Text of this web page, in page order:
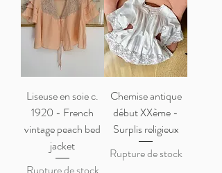
Liseuse en soie c.
1920 - French
vintage peach bed
jacket
Chemise antique
début XXème -
Surplis religieux
Rupture de stock